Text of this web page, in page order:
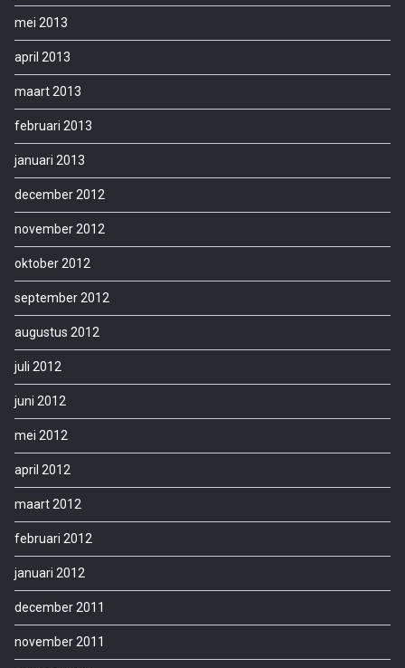
mei 2013
april 2013
maart 2013
februari 2013
januari 2013
december 2012
november 2012
oktober 2012
september 2012
augustus 2012
juli 2012
juni 2012
mei 2012
april 2012
maart 2012
februari 2012
januari 2012
december 2011
november 2011